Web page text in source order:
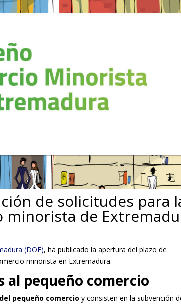
de solicitudes para
minorista de
(DOE), ha publicado la apertura del plazo de
minorista en Extremadura.
al pequeño comercio
pequeño comercio y consisten en la subvención